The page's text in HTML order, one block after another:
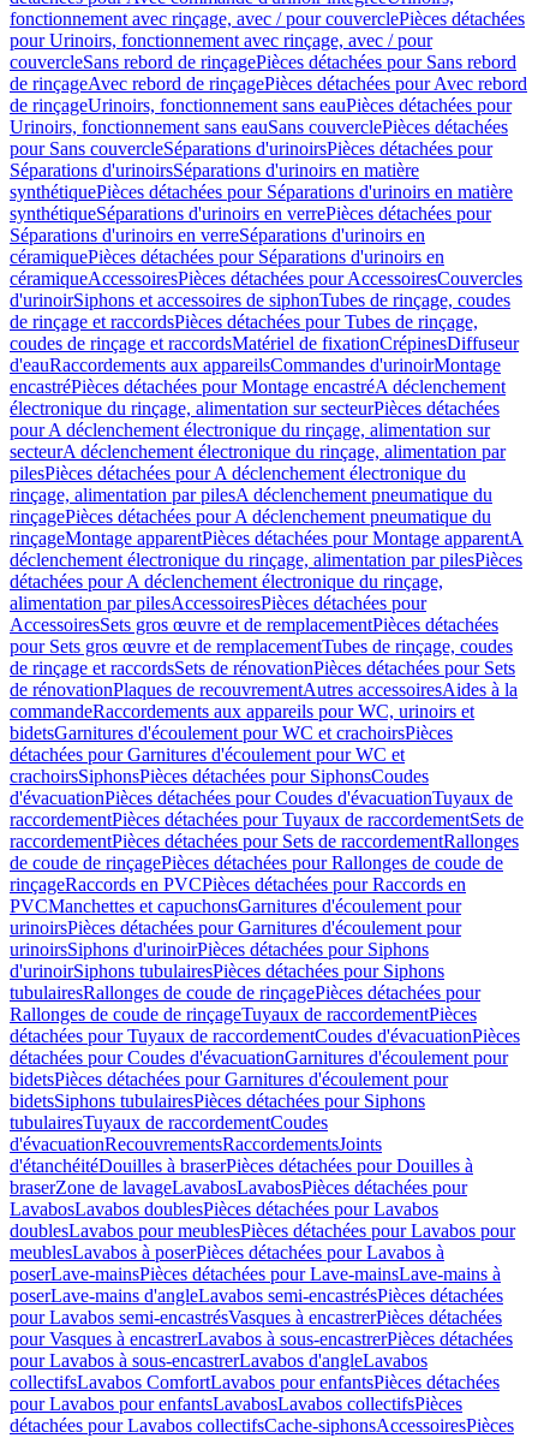
fonctionnement avec rinçage, avec / pour couverclePièces détachées
pour Urinoirs, fonctionnement avec rinçage, avec / pour
couvercleSans rebord de rinçagePièces détachées pour Sans rebord
de rinçageAvec rebord de rinçagePièces détachées pour Avec rebord
de rinçageUrinoirs, fonctionnement sans eauPièces détachées pour
Urinoirs, fonctionnement sans eauSans couverclePièces détachées
pour Sans couvercleSéparations d'urinoirsPièces détachées pour
Séparations d'urinoirsSéparations d'urinoirs en matière
synthétiquePièces détachées pour Séparations d'urinoirs en matière
synthétiqueSéparations d'urinoirs en verrePièces détachées pour
Séparations d'urinoirs en verreSéparations d'urinoirs en
céramiquePièces détachées pour Séparations d'urinoirs en
céramiqueAccessoiresPièces détachées pour AccessoiresCouvercles
d'urinoirSiphons et accessoires de siphonTubes de rinçage, coudes
de rinçage et raccordsPièces détachées pour Tubes de rinçage,
coudes de rinçage et raccordsMatériel de fixationCrépinesDiffuseur
d'eauRaccordements aux appareilsCommandes d'urinoirMontage
encastréPièces détachées pour Montage encastréA déclenchement
électronique du rinçage, alimentation sur secteurPièces détachées
pour A déclenchement électronique du rinçage, alimentation sur
secteurA déclenchement électronique du rinçage, alimentation par
pilesPièces détachées pour A déclenchement électronique du
rinçage, alimentation par pilesA déclenchement pneumatique du
rinçagePièces détachées pour A déclenchement pneumatique du
rinçageMontage apparentPièces détachées pour Montage apparentA
déclenchement électronique du rinçage, alimentation par pilesPièces
détachées pour A déclenchement électronique du rinçage,
alimentation par pilesAccessoiresPièces détachées pour
AccessoiresSets gros œuvre et de remplacementPièces détachées
pour Sets gros œuvre et de remplacementTubes de rinçage, coudes
de rinçage et raccordsSets de rénovationPièces détachées pour Sets
de rénovationPlaques de recouvrementAutres accessoiresAides à la
commandeRaccordements aux appareils pour WC, urinoirs et
bidetsGarnitures d'écoulement pour WC et crachoirsPièces
détachées pour Garnitures d'écoulement pour WC et
crachoirsSiphonsPièces détachées pour SiphonsCoudes
d'évacuationPièces détachées pour Coudes d'évacuationTuyaux de
raccordementPièces détachées pour Tuyaux de raccordementSets de
raccordementPièces détachées pour Sets de raccordementRallonges
de coude de rinçagePièces détachées pour Rallonges de coude de
rinçageRaccords en PVCPièces détachées pour Raccords en
PVCManchettes et capuchonsGarnitures d'écoulement pour
urinoirsPièces détachées pour Garnitures d'écoulement pour
urinoirsSiphons d'urinoirPièces détachées pour Siphons
d'urinoirSiphons tubulairesPièces détachées pour Siphons
tubulairesRallonges de coude de rinçagePièces détachées pour
Rallonges de coude de rinçageTuyaux de raccordementPièces
détachées pour Tuyaux de raccordementCoudes d'évacuationPièces
détachées pour Coudes d'évacuationGarnitures d'écoulement pour
bidetsPièces détachées pour Garnitures d'écoulement pour
bidetsSiphons tubulairesPièces détachées pour Siphons
tubulairesTuyaux de raccordementCoudes
d'évacuationRecouvrementsRaccordementsJoints
d'étanchéitéDouilles à braserPièces détachées pour Douilles à
braserZone de lavageLavabosLavabosPièces détachées pour
LavabosLavabos doublesPièces détachées pour Lavabos
doublesLavabos pour meublesPièces détachées pour Lavabos pour
meublesLavabos à poserPièces détachées pour Lavabos à
poserLave-mainsPièces détachées pour Lave-mainsLave-mains à
poserLave-mains d'angleLavabos semi-encastrésPièces détachées
pour Lavabos semi-encastrésVasques à encastrerPièces détachées
pour Vasques à encastrerLavabos à sous-encastrerPièces détachées
pour Lavabos à sous-encastrerLavabos d'angleLavabos
collectifsLavabos ComfortLavabos pour enfantsPièces détachées
pour Lavabos pour enfantsLavabosLavabos collectifsPièces
détachées pour Lavabos collectifsCache-siphonsAccessoiresPièces